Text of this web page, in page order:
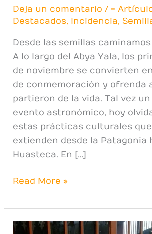
Deja un comentario /=
Destacados, Incidencia,
Desde las semillas
A lo largo del Abya Yala, los
de noviembre se convierten
de conmemoración y ofrenda
partieron de la vida. Tal vez
evento astronómico, hoy
estas prácticas culturales
extienden desde la Patagonia
Huasteca. En […]
Read More »
La